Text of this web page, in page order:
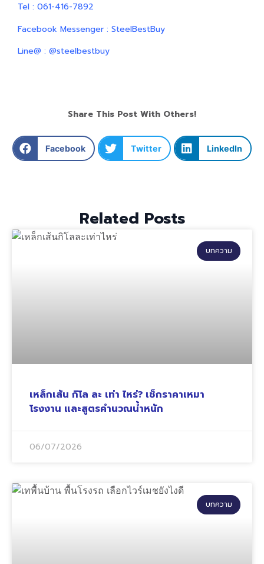
Tel : 061-416-7892
Facebook Messenger : SteelBestBuy
Line@ : @steelbestbuy
Share This Post With Others!
Facebook Twitter LinkedIn
Related Posts
บทความ
เหล็กเส้น กิโล ละ เท่า ไหร่? เช็กราคาเหมา
โรงงาน และสูตรคำนวณน้ำหนัก
06/07/2026
บทความ